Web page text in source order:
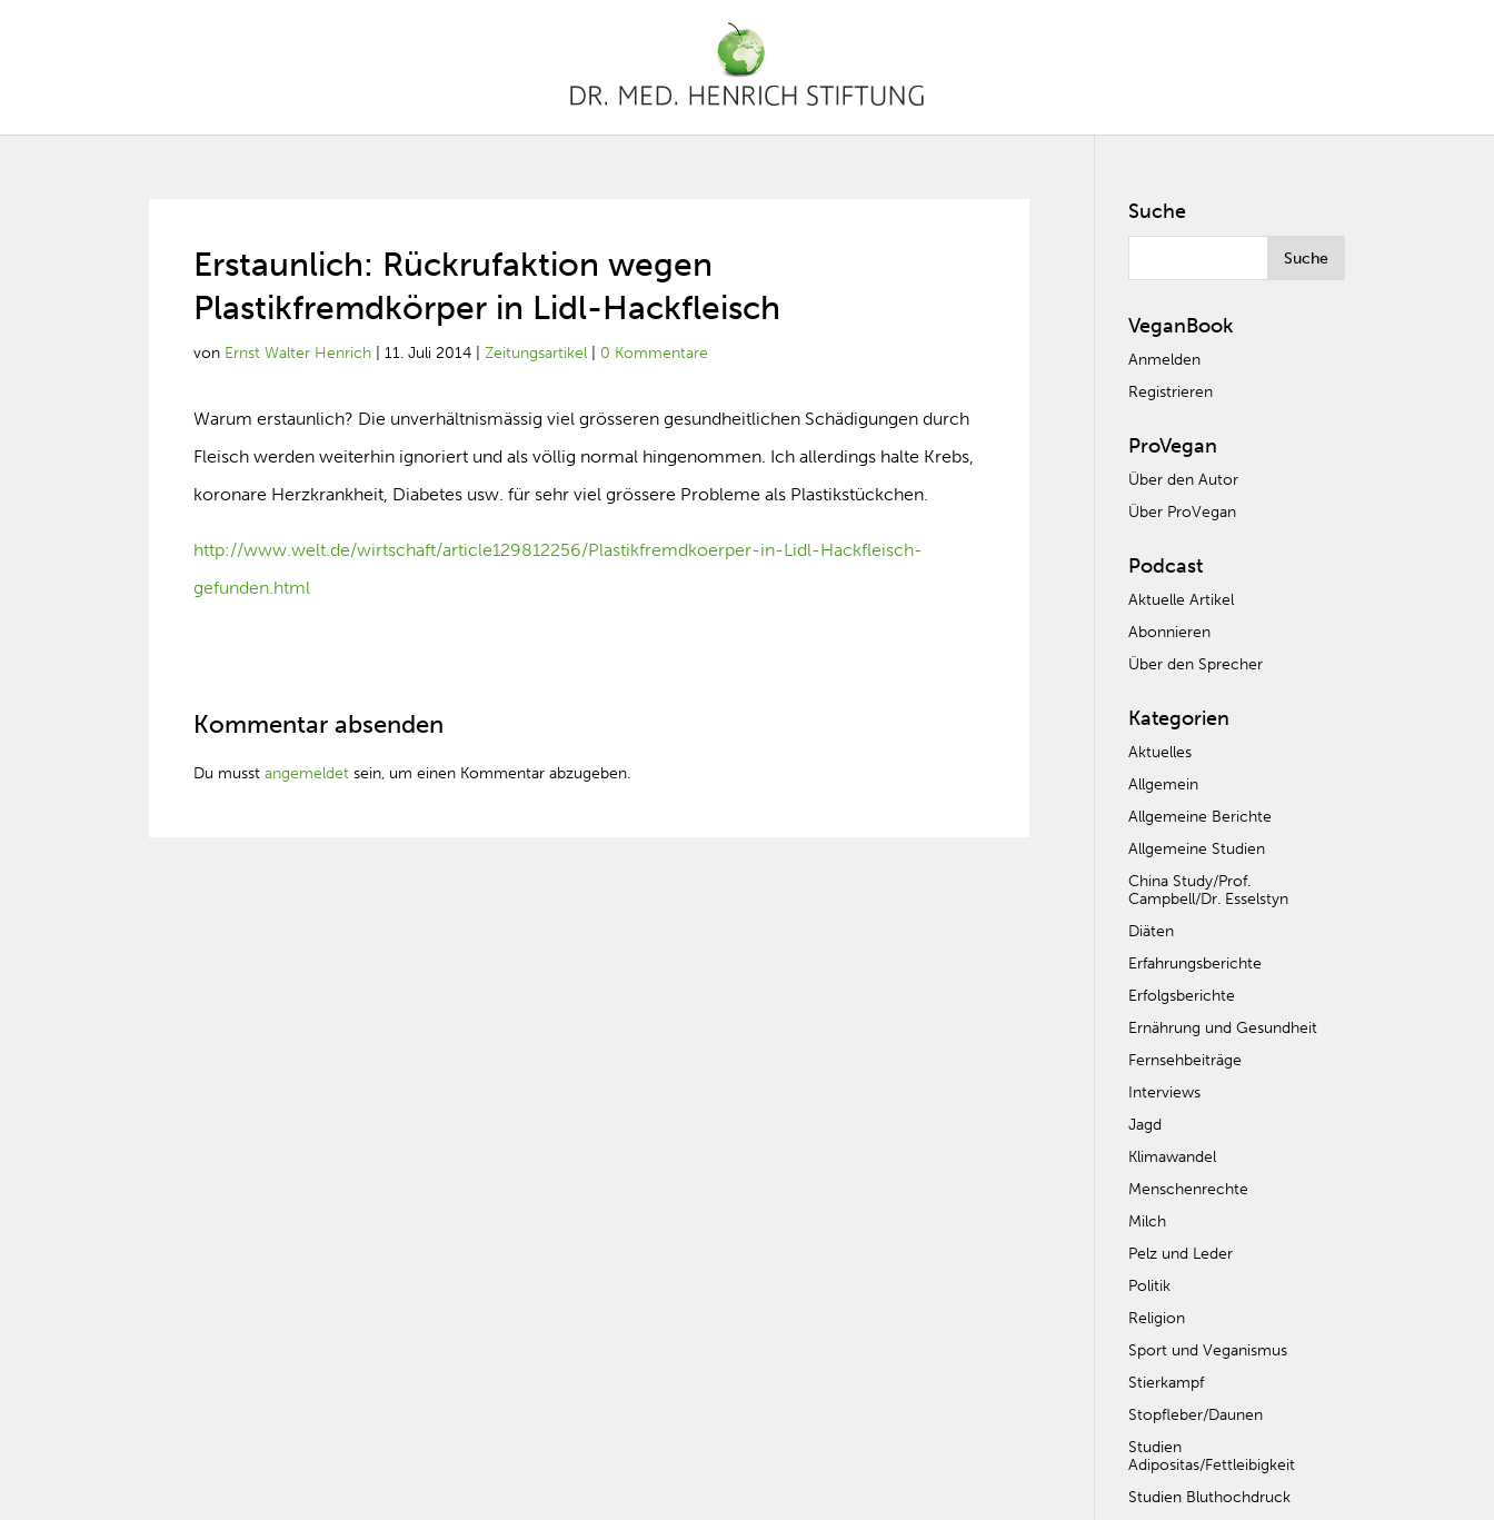
Erstaunlich: Rückrufaktion wegen
Plastikfremdkörper in Lidl-Hackfleisch
von Ernst Walter Henrich |11. Juli 2014 |Zeitungsartikel 0 Kommentare
Warum erstaunlich? Die unverhältnismässig viel grösseren gesundheitlichen Schädigungen durch
Fleisch werden weiterhin ignoriert und als völlig normal hingenommen. Ich allerdings halte Krebs,
koronare Herzkrankheit, Diabetes usw. für sehr viel grössere Probleme als Plastikstückchen.
http://www.welt.de/wirtschaft/article129812256/Plastikfremdkoerper-in-Lidl-Hackfleisch-
gefunden.html
Kommentar absenden
Du musstangemeldet sein, um einen Kommentar abzugeben.
Suche
VeganBook
Anmelden
Registrieren
ProVegan
Über den Autor
Über ProVegan
Podcast
Aktuelle Artikel
Abonnieren
Über den Sprecher
Kategorien
Aktuelles
Allgemein
Allgemeine Berichte
Allgemeine Studien
China Study/Prof.
Campbell/Dr. Esselstyn
Diäten
Erfahrungsberichte
Erfolgsberichte
Ernährung und Gesundheit
Fernsehbeiträge
Interviews
Jagd
Klimawandel
Menschenrechte
Milch
Pelz und Leder
Politik
Religion
Sport und Veganismus
Stierkampf
Stopfleber/Daunen
Studien
Adipositas/Fettleibigkeit
Studien Bluthochdruck